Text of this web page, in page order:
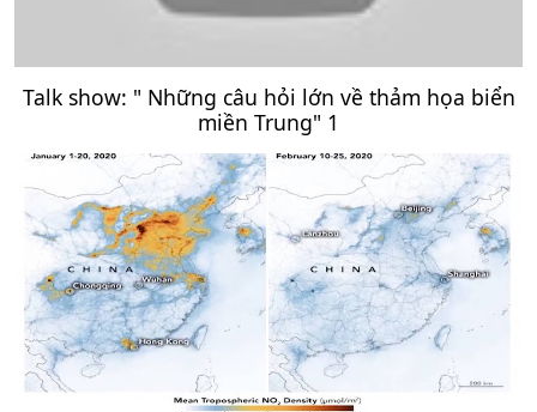
Talk show: " Những câu hỏi lớn về thảm họa biển
miền Trung" 1